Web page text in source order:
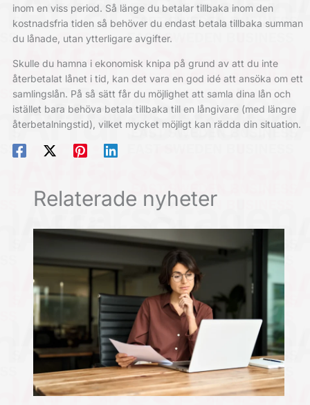
inom en viss period. Så länge du betalar tillbaka inom den
kostnadsfria tiden så behöver du endast betala tillbaka summan
du lånade, utan ytterligare avgifter.
Skulle du hamna i ekonomisk knipa på grund av att du inte
återbetalat lånet i tid, kan det vara en god idé att ansöka om ett
samlingslån. På så sätt får du möjlighet att samla dina lån och
istället bara behöva betala tillbaka till en långivare (med längre
återbetalningstid), vilket mycket möjligt kan rädda din situation.
Relaterade nyheter